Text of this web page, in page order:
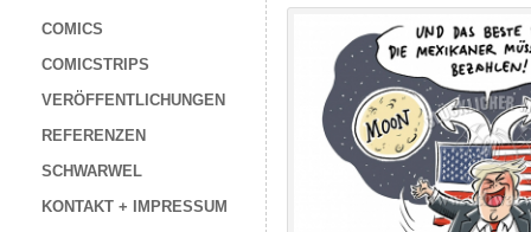
COMICS
COMICSTRIPS
VERÖFFENTLICHUNGEN
REFERENZEN
SCHWARWEL
KONTAKT + IMPRESSUM